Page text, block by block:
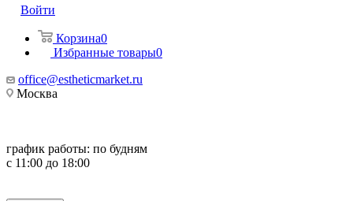
Войти
Корзина0
Избранные товары0
office@estheticmarket.ru
Москва
график работы: по будням
с 11:00 до 18:00